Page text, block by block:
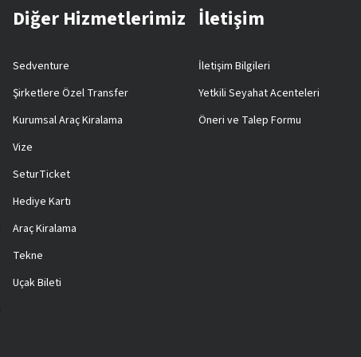
Diğer Hizmetlerimiz
Sedventure
Şirketlere Özel Transfer
Kurumsal Araç Kiralama
Vize
SeturTicket
Hediye Kartı
Araç Kiralama
Tekne
Uçak Bileti
İletişim
İletişim Bilgileri
Yetkili Seyahat Acenteleri
Öneri ve Talep Formu